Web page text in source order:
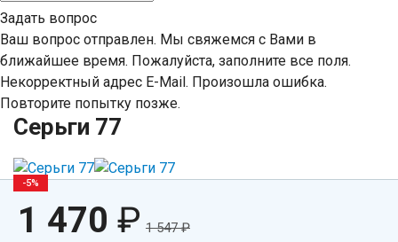
Задать вопрос
Ваш вопрос отправлен. Мы свяжемся с Вами в
ближайшее время. Пожалуйста, заполните все поля.
Некорректный адрес E-Mail. Произошла ошибка.
Повторите попытку позже.
Серьги 77
-5%
1 470 ₽ 1 547₽